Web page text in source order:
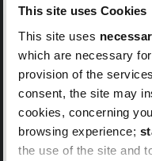
This site uses Cookies
This site uses
which are necessary
provision of the
consent, the site may
cookies, concerning
browsing experience;
the use of the site and
Для водителей